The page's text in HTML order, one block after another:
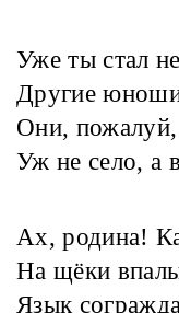
Уже ты стал
Другие
Они,
Уж не село, а
Ах, родина!
На щёки
Язык